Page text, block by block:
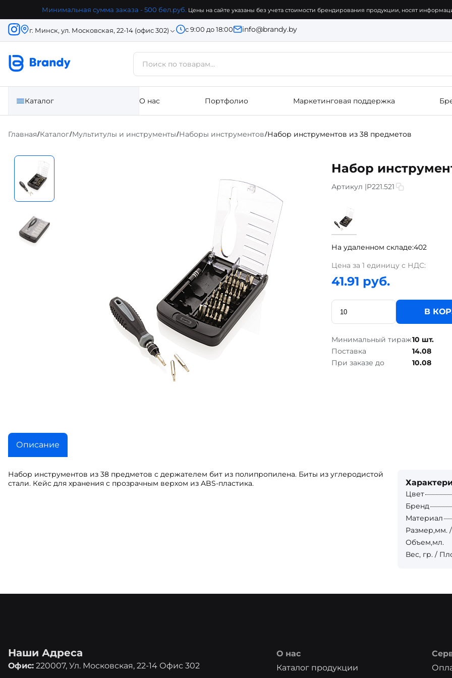
Минимальная сумма заказа - 500 бел.руб. Цены на сайте указаны без учета стоимости брендирования продукции, носят
г. Минск, ул. Московская, 22-14 (офис 302) с 9:00 до 18:00 info@brandy.by
Каталог О нас Портфолио Маркетинговая поддержка
Главная/Каталог/Мультитулы и инструменты/Наборы инструментов/Набор инструментов из 38 предметов
Набор
Артикул |P221.521
На удаленном складе:402
Цена за 1 единицу с НДС:
41.91 руб.
В
Минимальный тираж10 шт.
Поставка
14.08
При заказе до
10.08
Описание
Набор инструментов из 38 предметов с держателем бит из полипропилена. Биты из углеродистой
стали. Кейс для хранения с прозрачным верхом из ABS-пластика.
Цвет
Бренд
Материал
Размер,мм. /
Объем,мл.
Вес, гр. /
Наши Адреса
Офис: 220007, Ул. Московская, 22-14 Офис 302
О нас
Каталог продукции